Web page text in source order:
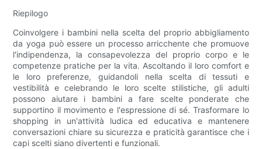
Riepilogo
Coinvolgere i bambini nella scelta del proprio abbigliamento
da yoga può essere un processo arricchente che promuove
l'indipendenza, la consapevolezza del proprio corpo e le
competenze pratiche per la vita. Ascoltando il loro comfort e
le loro preferenze, guidandoli nella scelta di tessuti e
vestibilità e celebrando le loro scelte stilistiche, gli adulti
possono aiutare i bambini a fare scelte ponderate che
supportino il movimento e l'espressione di sé. Trasformare lo
shopping in un'attività ludica ed educativa e mantenere
conversazioni chiare su sicurezza e praticità garantisce che i
capi scelti siano divertenti e funzionali.